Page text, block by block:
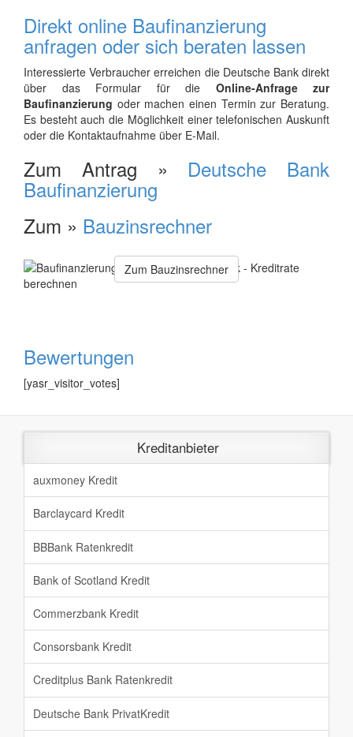
Direkt online Baufinanzierung
anfragen oder sich beraten lassen
Interessierte Verbraucher erreichen die Deutsche Bank direkt
über das Formular für die Online-Anfrage zur
Baufinanzierung oder machen einen Termin zur Beratung.
Es besteht auch die Möglichkeit einer telefonischen Auskunft
oder die Kontaktaufnahme über E-Mail.
Zum Antrag » Deutsche Bank
Baufinanzierung
Zum » Bauzinsrechner
Zum Bauzinsrechner
Bewertungen
[yasr_visitor_votes]
Kreditanbieter
auxmoney Kredit
Barclaycard Kredit
BBBank Ratenkredit
Bank of Scotland Kredit
Commerzbank Kredit
Consorsbank Kredit
Creditplus Bank Ratenkredit
Deutsche Bank PrivatKredit